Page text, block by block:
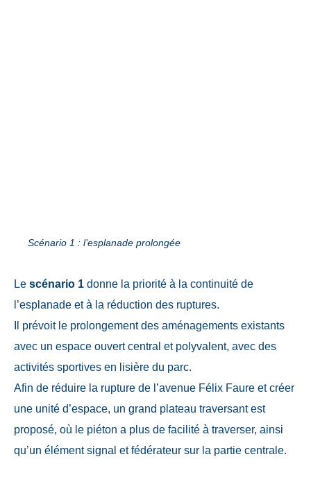
Scénario 1 : l’esplanade prolongée
Le scénario 1 donne la priorité à la continuité de
l’esplanade et à la réduction des ruptures.
Il prévoit le prolongement des aménagements existants
avec un espace ouvert central et polyvalent, avec des
activités sportives en lisière du parc.
Afin de réduire la rupture de l’avenue Félix Faure et créer
une unité d’espace, un grand plateau traversant est
proposé, où le piéton a plus de facilité à traverser, ainsi
qu’un élément signal et fédérateur sur la partie centrale.